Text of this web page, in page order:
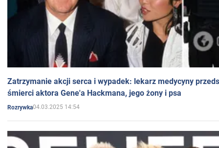
Zatrzymanie akcji serca i wypadek: lekarz medycyny
śmierci aktora Gene'a Hackmana, jego żony i psa
Rozrywka04.03.2025 14:54